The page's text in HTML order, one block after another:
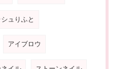
ュりふと
アイブロウ